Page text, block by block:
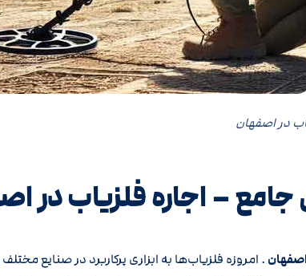
در اصفهان
جامع – اجاره فلزیاب در
. امروزه فلزیاب‌ها به ابزاری پرکاربرد در صنایع